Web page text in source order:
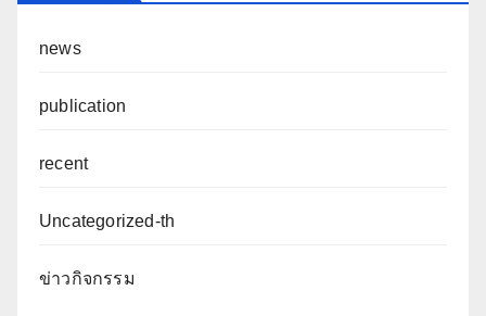
news
publication
recent
Uncategorized-th
ข่าวกิจกรรม